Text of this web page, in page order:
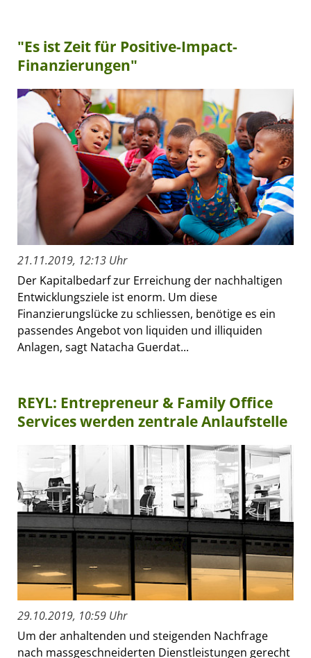
"Es ist Zeit für Positive-Impact-
Finanzierungen"
21.11.2019, 12:13 Uhr
Der Kapitalbedarf zur Erreichung der nachhaltigen
Entwicklungsziele ist enorm. Um diese
Finanzierungslücke zu schliessen, benötige es ein
passendes Angebot von liquiden und illiquiden
Anlagen, sagt Natacha Guerdat...
REYL: Entrepreneur & Family Office
Services werden zentrale Anlaufstelle
29.10.2019, 10:59 Uhr
Um der anhaltenden und steigenden Nachfrage
nach massgeschneiderten Dienstleistungen gerecht